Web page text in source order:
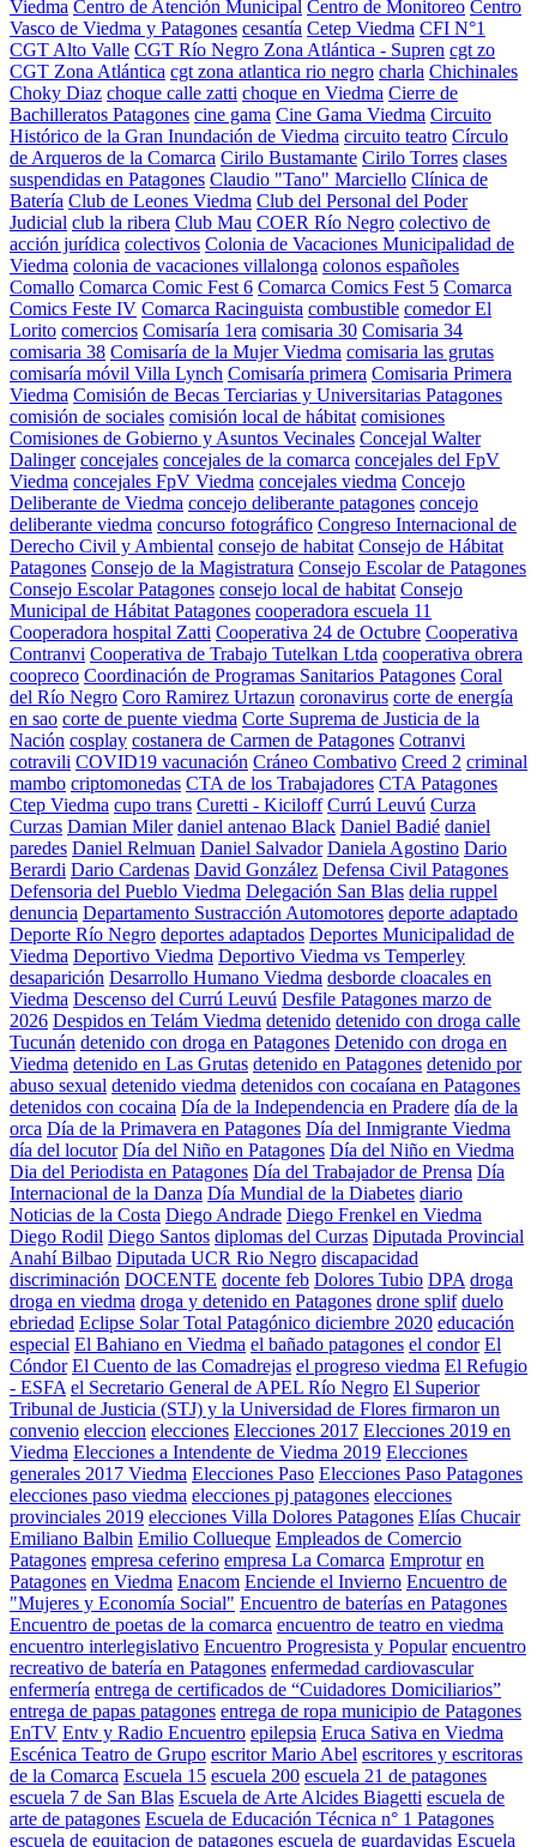
Viedma Centro de Atención Municipal Centro de Monitoreo Centro
Vasco de Viedma y Patagones cesantía Cetep Viedma CFI N°1
CGT Alto Valle CGT Río Negro Zona Atlántica - Supren cgt zo
CGT Zona Atlántica cgt zona atlantica rio negro charla Chichinales
Choky Diaz choque calle zatti choque en Viedma Cierre de
Bachilleratos Patagones cine gama Cine Gama Viedma Circuito
Histórico de la Gran Inundación de Viedma circuito teatro Círculo
de Arqueros de la Comarca Cirilo Bustamante Cirilo Torres clases
suspendidas en Patagones Claudio "Tano" Marciello Clínica de
Batería Club de Leones Viedma Club del Personal del Poder
Judicial club la ribera Club Mau COER Río Negro colectivo de
acción jurídica colectivos Colonia de Vacaciones Municipalidad de
Viedma colonia de vacaciones villalonga colonos españoles
Comallo Comarca Comic Fest 6 Comarca Comics Fest 5 Comarca
Comics Feste IV Comarca Racinguista combustible comedor El
Lorito comercios Comisaría 1era comisaria 30 Comisaria 34
comisaria 38 Comisaría de la Mujer Viedma comisaria las grutas
comisaría móvil Villa Lynch Comisaría primera Comisaria Primera
Viedma Comisión de Becas Terciarias y Universitarias Patagones
comisión de sociales comisión local de hábitat comisiones
Comisiones de Gobierno y Asuntos Vecinales Concejal Walter
Dalinger concejales concejales de la comarca concejales del FpV
Viedma concejales FpV Viedma concejales viedma Concejo
Deliberante de Viedma concejo deliberante patagones concejo
deliberante viedma concurso fotográfico Congreso Internacional de
Derecho Civil y Ambiental consejo de habitat Consejo de Hábitat
Patagones Consejo de la Magistratura Consejo Escolar de Patagones
Consejo Escolar Patagones consejo local de habitat Consejo
Municipal de Hábitat Patagones cooperadora escuela 11
Cooperadora hospital Zatti Cooperativa 24 de Octubre Cooperativa
Contranvi Cooperativa de Trabajo Tutelkan Ltda cooperativa obrera
coopreco Coordinación de Programas Sanitarios Patagones Coral
del Río Negro Coro Ramirez Urtazun coronavirus corte de energía
en sao corte de puente viedma Corte Suprema de Justicia de la
Nación cosplay costanera de Carmen de Patagones Cotranvi
cotravili COVID19 vacunación Cráneo Combativo Creed 2 criminal
mambo criptomonedas CTA de los Trabajadores CTA Patagones
Ctep Viedma cupo trans Curetti - Kiciloff Currú Leuvú Curza
Curzas Damian Miler daniel antenao Black Daniel Badié daniel
paredes Daniel Relmuan Daniel Salvador Daniela Agostino Dario
Berardi Dario Cardenas David González Defensa Civil Patagones
Defensoria del Pueblo Viedma Delegación San Blas delia ruppel
denuncia Departamento Sustracción Automotores deporte adaptado
Deporte Río Negro deportes adaptados Deportes Municipalidad de
Viedma Deportivo Viedma Deportivo Viedma vs Temperley
desaparición Desarrollo Humano Viedma desborde cloacales en
Viedma Descenso del Currú Leuvú Desfile Patagones marzo de
2026 Despidos en Telám Viedma detenido detenido con droga calle
Tucunán detenido con droga en Patagones Detenido con droga en
Viedma detenido en Las Grutas detenido en Patagones detenido por
abuso sexual detenido viedma detenidos con cocaíana en Patagones
detenidos con cocaina Día de la Independencia en Pradere día de la
orca Día de la Primavera en Patagones Día del Inmigrante Viedma
día del locutor Día del Niño en Patagones Día del Niño en Viedma
Dia del Periodista en Patagones Día del Trabajador de Prensa Día
Internacional de la Danza Día Mundial de la Diabetes diario
Noticias de la Costa Diego Andrade Diego Frenkel en Viedma
Diego Rodil Diego Santos diplomas del Curzas Diputada Provincial
Anahí Bilbao Diputada UCR Rio Negro discapacidad
discriminación DOCENTE docente feb Dolores Tubio DPA droga
droga en viedma droga y detenido en Patagones drone splif duelo
ebriedad Eclipse Solar Total Patagónico diciembre 2020 educación
especial El Bahiano en Viedma el bañado patagones el condor El
Cóndor El Cuento de las Comadrejas el progreso viedma El Refugio
- ESFA el Secretario General de APEL Río Negro El Superior
Tribunal de Justicia (STJ) y la Universidad de Flores firmaron un
convenio eleccion elecciones Elecciones 2017 Elecciones 2019 en
Viedma Elecciones a Intendente de Viedma 2019 Elecciones
generales 2017 Viedma Elecciones Paso Elecciones Paso Patagones
elecciones paso viedma elecciones pj patagones elecciones
provinciales 2019 elecciones Villa Dolores Patagones Elías Chucair
Emiliano Balbin Emilio Collueque Empleados de Comercio
Patagones empresa ceferino empresa La Comarca Emprotur en
Patagones en Viedma Enacom Enciende el Invierno Encuentro de
"Mujeres y Economía Social" Encuentro de baterías en Patagones
Encuentro de poetas de la comarca encuentro de teatro en viedma
encuentro interlegislativo Encuentro Progresista y Popular encuentro
recreativo de batería en Patagones enfermedad cardiovascular
enfermería entrega de certificados de “Cuidadores Domiciliarios”
entrega de papas patagones entrega de ropa municipio de Patagones
EnTV Entv y Radio Encuentro epilepsia Eruca Sativa en Viedma
Escénica Teatro de Grupo escritor Mario Abel escritores y escritoras
de la Comarca Escuela 15 escuela 200 escuela 21 de patagones
escuela 7 de San Blas Escuela de Arte Alcides Biagetti escuela de
arte de patagones Escuela de Educación Técnica n° 1 Patagones
escuela de equitacion de patagones escuela de guardavidas Escuela